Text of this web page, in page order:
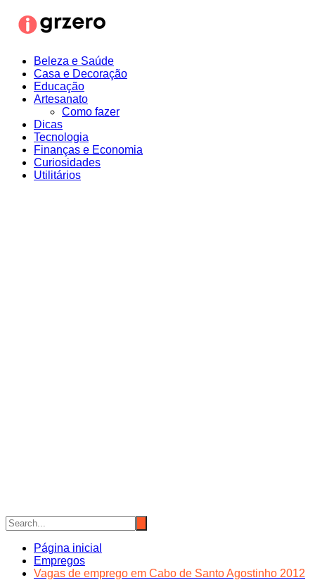
para
Beleza e Saúde
Casa e Decoração
Educação
Artesanato
Como fazer
Dicas
Tecnologia
Finanças e Economia
Curiosidades
Utilitários
Página inicial
Empregos
Vagas de emprego em Cabo de Santo Agostinho 2012